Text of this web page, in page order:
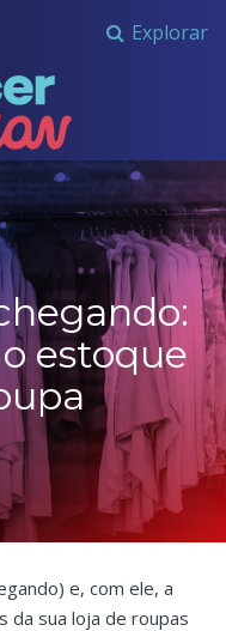
Explorar
estoque
e, com ele, a
da sua loja de roupas